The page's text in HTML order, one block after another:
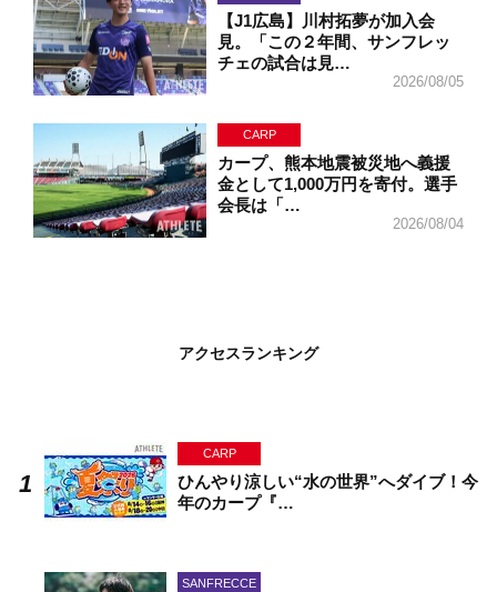
【J1広島】川村拓夢が加入会
見。「この２年間、サンフレッ
チェの試合は見…
2026/08/05
CARP
カープ、熊本地震被災地へ義援
金として1,000万円を寄付。選手
会長は「…
2026/08/04
アクセスランキング
CARP
ひんやり涼しい“水の世界”へダイブ！今
年のカープ『…
SANFRECCE